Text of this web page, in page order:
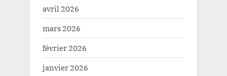
avril 2026
mars 2026
février 2026
janvier 2026